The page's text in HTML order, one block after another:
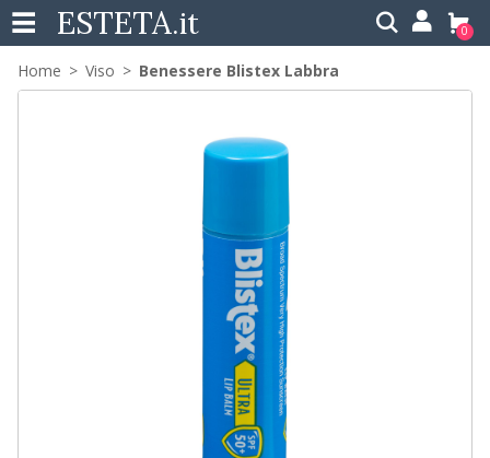
ESTETA.it 0
Home Viso Benessere Blistex Labbra